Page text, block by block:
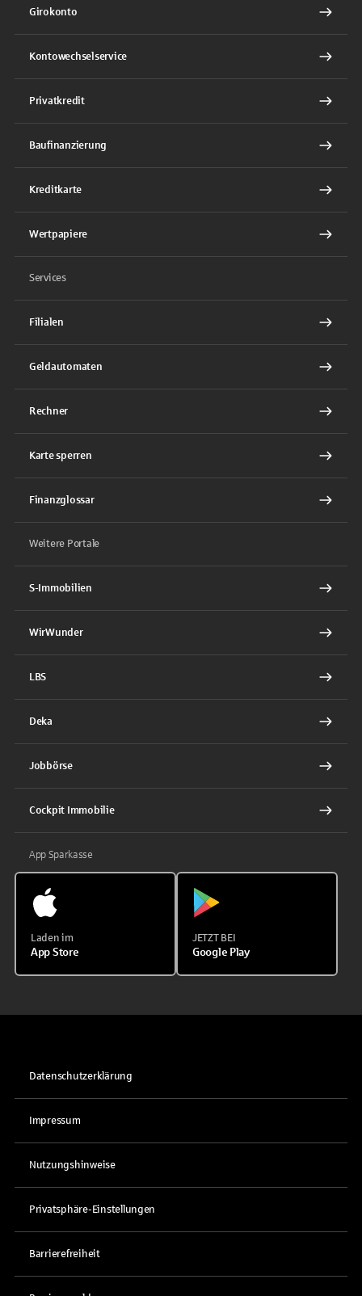
Girokonto
Kontowechselservice
Privatkredit
Baufinanzierung
Kreditkarte
Wertpapiere
Services
Filialen
Geldautomaten
Rechner
Karte sperren
Finanzglossar
Weitere Portale
S-Immobilien
WirWunder
LBS
Deka
Jobbörse
Cockpit Immobilie
App Sparkasse
Laden im
App Store
JETZT BEI
Google Play
Datenschutzerklärung
Impressum
Nutzungshinweise
Privatsphäre-Einstellungen
Barrierefreiheit